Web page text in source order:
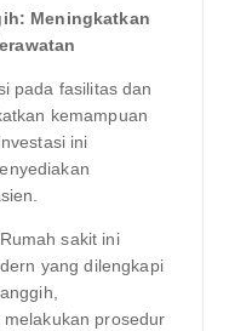
Meningkatkan
pada fasilitas dan
kemampuan
ini
Rumah sakit ini
yang dilengkapi
prosedur